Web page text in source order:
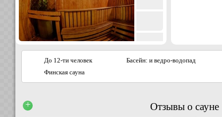
До 12-ти человек
Финская сауна
Басейн: и ведро-водопад
+ Отзывы о сауне